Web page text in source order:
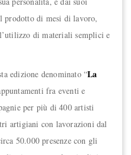
prodotto di mesi di lavoro,
di materiali semplici e
edizione denominato “La
fra eventi e
per più di 400 artisti
artigiani con lavorazioni dal
50.000 presenze con gli